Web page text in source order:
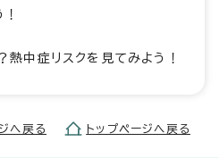
熱中症リスクを見てみよう！
へ戻る トップページへ戻る